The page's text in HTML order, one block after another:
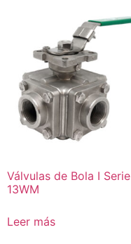
Válvulas de Bola I Serie
13WM
Leer más